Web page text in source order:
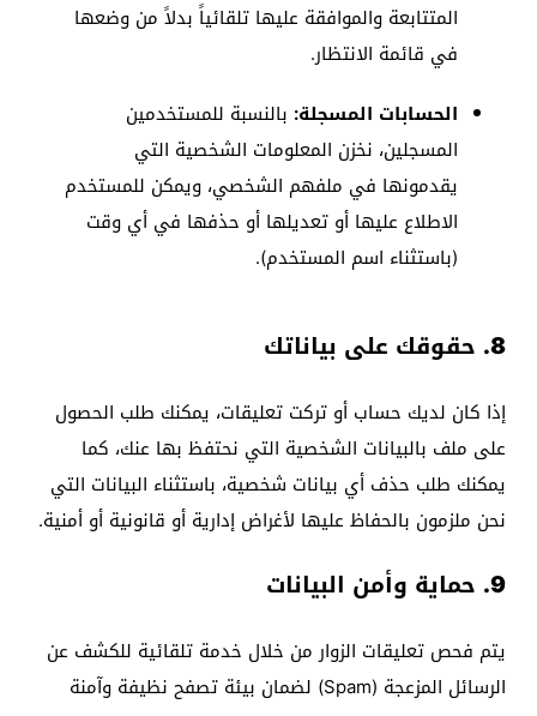
المتتابعة والموافقة عليها تلقائياً بدلاً من وضعها
في قائمة الانتظار.
الحسابات المسجلة: بالنسبة للمستخدمين
المسجلين، نخزن المعلومات الشخصية التي
يقدمونها في ملفهم الشخصي، ويمكن للمستخدم
الاطلاع عليها أو تعديلها أو حذفها في أي وقت
(باستثناء اسم المستخدم).
8. حقوقك على بياناتك
إذا كان لديك حساب أو تركت تعليقات، يمكنك طلب الحصول
على ملف بالبيانات الشخصية التي نحتفظ بها عنك، كما
يمكنك طلب حذف أي بيانات شخصية، باستثناء البيانات التي
نحن ملزمون بالحفاظ عليها لأغراض إدارية أو قانونية أو أمنية.
9. حماية وأمن البيانات
يتم فحص تعليقات الزوار من خلال خدمة تلقائية للكشف عن
الرسائل المزعجة (Spam) لضمان بيئة تصفح نظيفة وآمنة